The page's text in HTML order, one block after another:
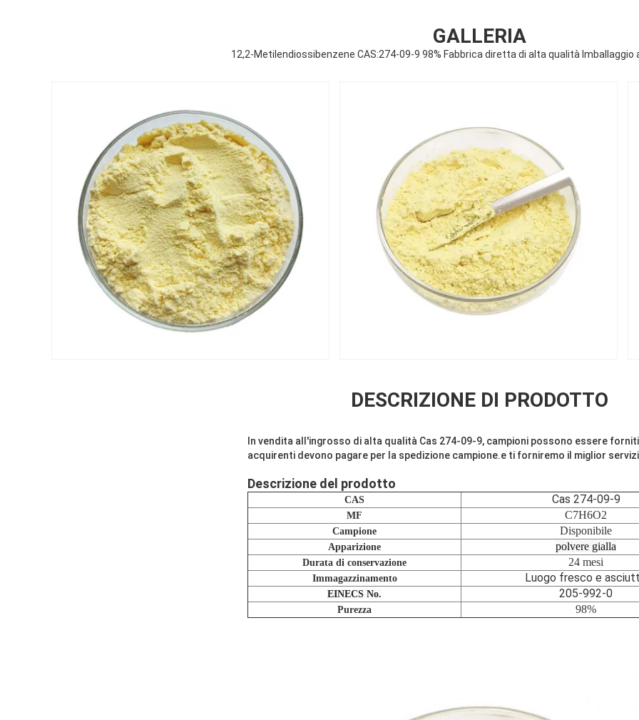
GALLERIA
12,2-Metilendiossibenzene CAS:274-09-9 98% Fabbrica diretta di alta qualità
DESCRIZIONE DI PRODOTTO
In vendita all'ingrosso di alta qualità Cas 274-09-9, campioni possono essere
acquirenti devono pagare per la spedizione campione.e ti forniremo il miglior
Descrizione del prodotto
CAS Cas 274-09-9
MF C7H6O2
Campione Disponibile
Apparizione polvere gialla
Durata di conservazione 24 mesi
Immagazzinamento Luogo fresco e
EINECS No. 205-992-0
Purezza 98%